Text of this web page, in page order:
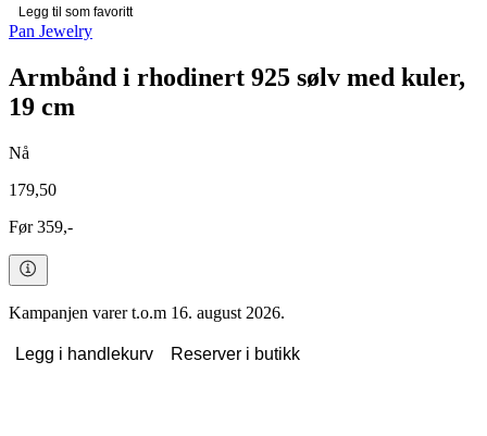
Legg til som favoritt
Pan Jewelry
Armbånd i rhodinert 925 sølv med kuler,
19 cm
Nå
179,50
Før 359,-
Kampanjen varer t.o.m 16. august 2026.
Legg i handlekurv Reserver i butikk